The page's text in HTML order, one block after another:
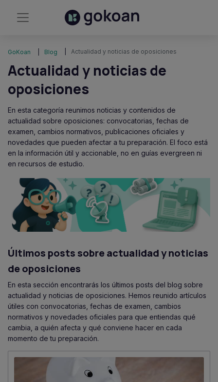
GoKoan Blog Actualidad y noticias de oposiciones
Actualidad y noticias de
oposiciones
En esta categoría reunimos noticias y contenidos de
actualidad sobre oposiciones: convocatorias, fechas de
examen, cambios normativos, publicaciones oficiales y
novedades que pueden afectar a tu preparación. El foco está
en la información útil y accionable, no en guías evergreen ni
en recursos de estudio.
Últimos posts sobre actualidad y noticias
de oposiciones
En esta sección encontrarás los últimos posts del blog sobre
actualidad y noticias de oposiciones. Hemos reunido artículos
útiles con convocatorias, fechas de examen, cambios
normativos y novedades oficiales para que entiendas qué
cambia, a quién afecta y qué conviene hacer en cada
momento de tu preparación.